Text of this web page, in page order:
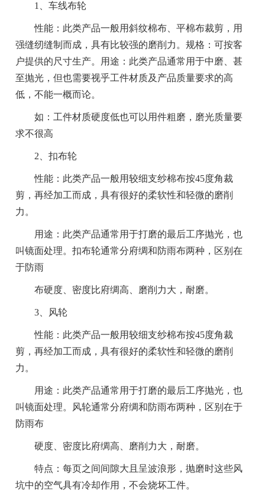
1、车线布轮
性能：此类产品一般用斜纹棉布、平棉布裁剪，用
强缝纫缝制而成，具有比较强的磨削力。规格：可按客
户提供的尺寸生产。用途：此类产品通常用于中磨、甚
至抛光，但也需要视乎工件材质及产品质量要求的高
低，不能一概而论。
如：工件材质硬度低也可以用件粗磨，磨光质量要
求不很高
2、扣布轮
性能：此类产品一般用较细支纱棉布按45度角裁
剪，再经加工而成，具有很好的柔软性和轻微的磨削
力。
用途：此类产品通常用于打磨的最后工序抛光，也
叫镜面处理。扣布轮通常分府绸和防雨布两种，区别在
于防雨
布硬度、密度比府绸高、磨削力大，耐磨。
3、风轮
性能：此类产品一般用较细支纱棉布按45度角裁
剪，再经加工而成，具有很好的柔软性和轻微的磨削
力。
用途：此类产品通常用于打磨的最后工序抛光，也
叫镜面处理。风轮通常分府绸和防雨布两种，区别在于
防雨布
硬度、密度比府绸高、磨削力大，耐磨。
特点：每页之间间隙大且呈波浪形，抛磨时这些风
坑中的空气具有冷却作用，不会烧坏工件。